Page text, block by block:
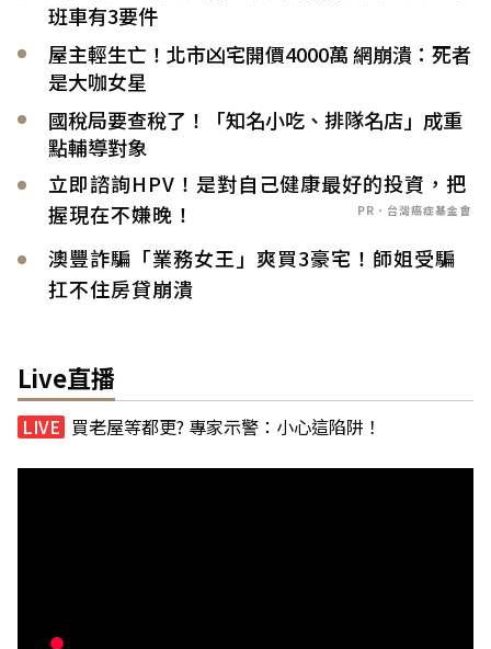
班車有3要件
屋主輕生亡！北市凶宅開價4000萬 網崩潰：死者
是大咖女星
國稅局要查稅了！「知名小吃、排隊名店」成重
點輔導對象
立即諮詢HPV！是對自己健康最好的投資，把
握現在不嫌晚！
PR．台灣癌症基金會
澳豐詐騙「業務女王」爽買3豪宅！師姐受騙
扛不住房貸崩潰
Live直播
買老屋等都更? 專家示警：小心這陷阱！